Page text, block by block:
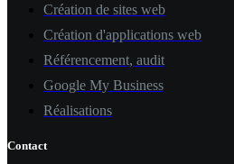
Création de sites web
Création d'applications web
Référencement, audit
Google My Business
Réalisations
Contact